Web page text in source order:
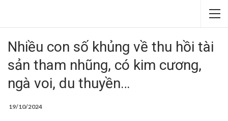
Nhiều con số khủng về thu hồi tài
sản tham nhũng, có kim cương,
ngà voi, du thuyền…
19/10/2024